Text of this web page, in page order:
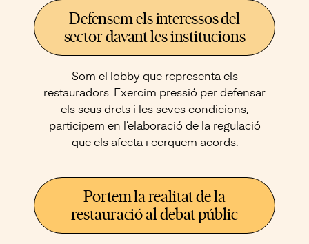
Defensem els interessos del
sector davant les institucions
Som el lobby que representa els
restauradors. Exercim pressió per defensar
els seus drets i les seves condicions,
participem en l’elaboració de la regulació
que els afecta i cerquem acords.
Portem la realitat de la
restauració al debat públic